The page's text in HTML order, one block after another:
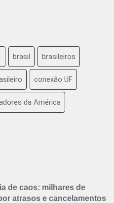
brasil brasileiros
conexão UF
da América
de caos: milhares de
atrasos e cancelamentos